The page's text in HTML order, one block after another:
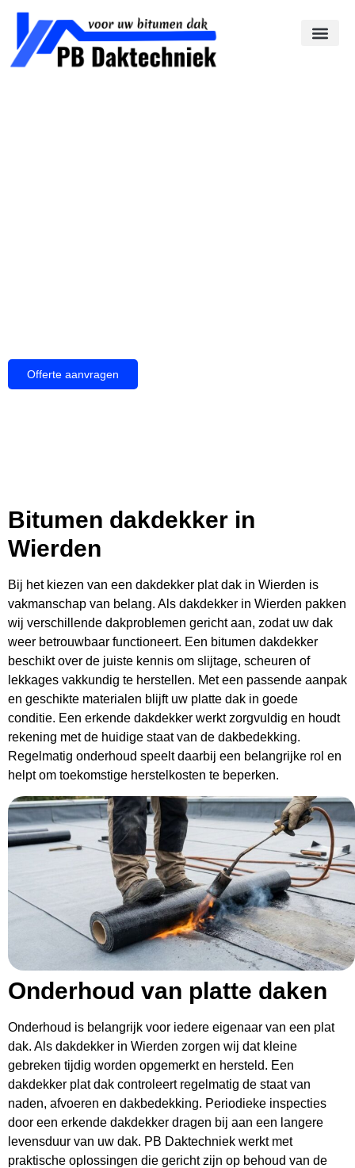
Offerte aanvragen
Bitumen dakdekker in
Wierden
Bij het kiezen van een dakdekker plat dak in Wierden is
vakmanschap van belang. Als dakdekker in Wierden pakken
wij verschillende dakproblemen gericht aan, zodat uw dak
weer betrouwbaar functioneert. Een bitumen dakdekker
beschikt over de juiste kennis om slijtage, scheuren of
lekkages vakkundig te herstellen. Met een passende aanpak
en geschikte materialen blijft uw platte dak in goede
conditie. Een erkende dakdekker werkt zorgvuldig en houdt
rekening met de huidige staat van de dakbedekking.
Regelmatig onderhoud speelt daarbij een belangrijke rol en
helpt om toekomstige herstelkosten te beperken.
Onderhoud van platte daken
Onderhoud is belangrijk voor iedere eigenaar van een plat
dak. Als dakdekker in Wierden zorgen wij dat kleine
gebreken tijdig worden opgemerkt en hersteld. Een
dakdekker plat dak controleert regelmatig de staat van
naden, afvoeren en dakbedekking. Periodieke inspecties
door een erkende dakdekker dragen bij aan een langere
levensduur van uw dak. PB Daktechniek werkt met
praktische oplossingen die gericht zijn op behoud van de